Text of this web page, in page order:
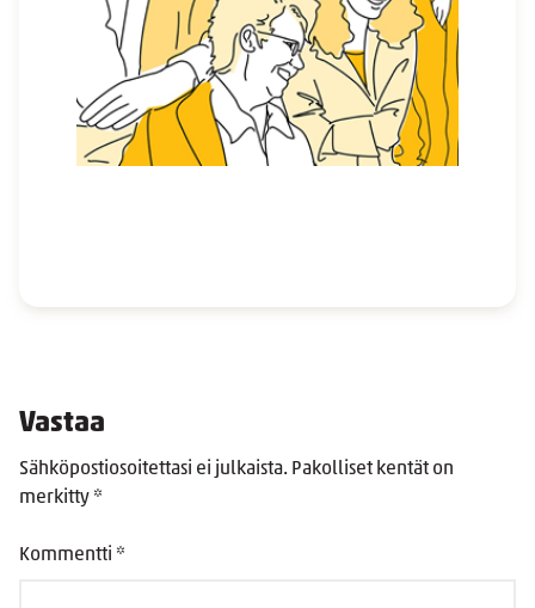
Vastaa
Sähköpostiosoitettasi ei julkaista. Pakolliset kentät on
merkitty *
Kommentti *